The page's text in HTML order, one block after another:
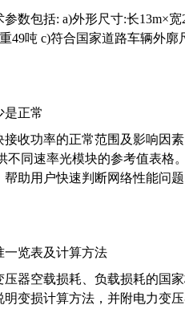
数包括: a)外形尺寸:长13m×
49吨 c)符合国家道路车辆外
是正常
收功率的正常范围及影响因
不同速率光模块的参考值表格
助用户快速判断网络性能问题
一览表及计算方法
器空载损耗、负载损耗的国
变损计算方法，并附电力变